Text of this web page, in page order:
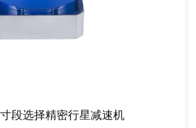
段选择精密行星减速机